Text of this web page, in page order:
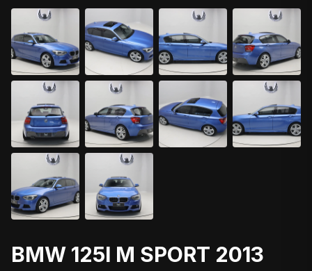
BMW 125I M SPORT 2013